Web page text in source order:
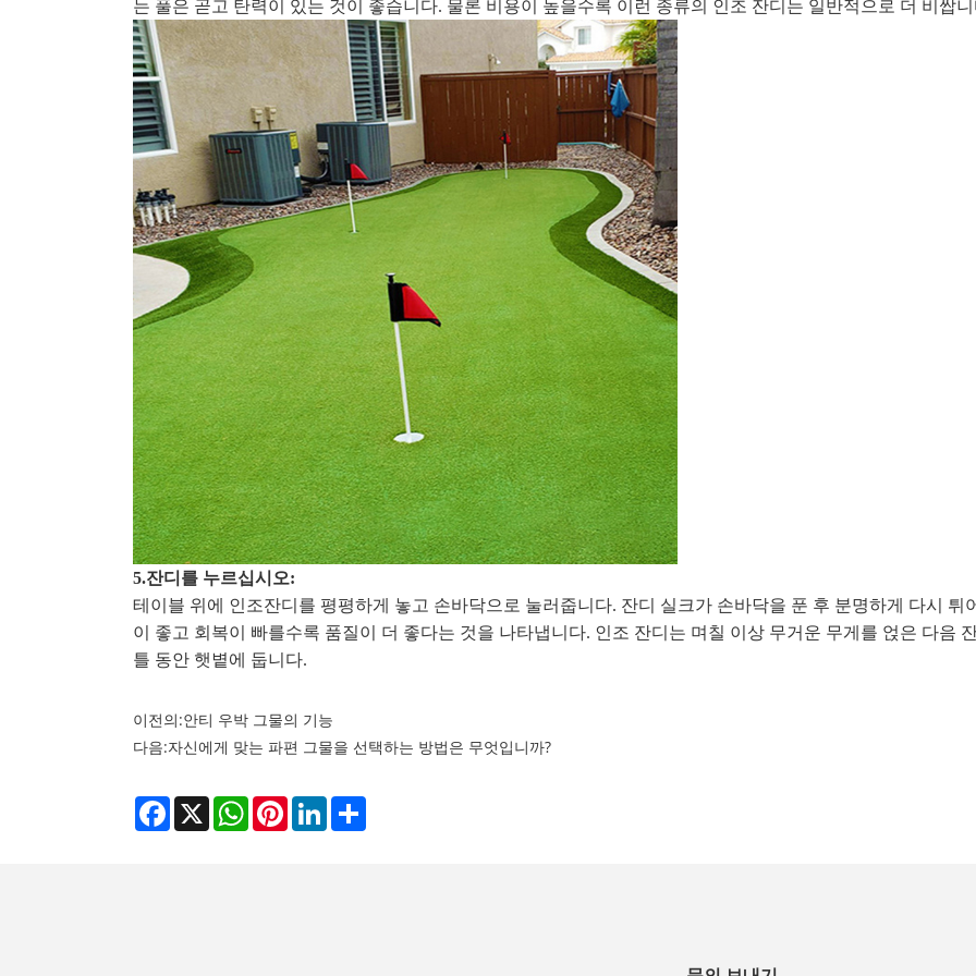
는 풀은 곧고 탄력이 있는 것이 좋습니다. 물론 비용이 높을수록 이런 종류의 인조 잔디는 일반적으로 더 비쌉
5.잔디를 누르십시오:
테이블 위에 인조잔디를 평평하게 놓고 손바닥으로 눌러줍니다. 잔디 실크가 손바닥을 푼 후 분명하게 다시
이 좋고 회복이 빠를수록 품질이 더 좋다는 것을 나타냅니다. 인조 잔디는 며칠 이상 무거운 무게를 얹은 다음
틀 동안 햇볕에 둡니다.
이전의:안티 우박 그물의 기능
다음:자신에게 맞는 파편 그물을 선택하는 방법은 무엇입니까?
Facebook
X WhatsAppPinterestLinkedIn